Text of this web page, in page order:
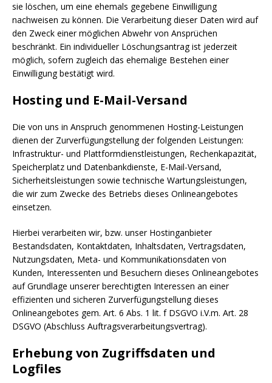
sie löschen, um eine ehemals gegebene Einwilligung
nachweisen zu können. Die Verarbeitung dieser Daten wird auf
den Zweck einer möglichen Abwehr von Ansprüchen
beschränkt. Ein individueller Löschungsantrag ist jederzeit
möglich, sofern zugleich das ehemalige Bestehen einer
Einwilligung bestätigt wird.
Hosting und E-Mail-Versand
Die von uns in Anspruch genommenen Hosting-Leistungen
dienen der Zurverfügungstellung der folgenden Leistungen:
Infrastruktur- und Plattformdienstleistungen, Rechenkapazität,
Speicherplatz und Datenbankdienste, E-Mail-Versand,
Sicherheitsleistungen sowie technische Wartungsleistungen,
die wir zum Zwecke des Betriebs dieses Onlineangebotes
einsetzen.
Hierbei verarbeiten wir, bzw. unser Hostinganbieter
Bestandsdaten, Kontaktdaten, Inhaltsdaten, Vertragsdaten,
Nutzungsdaten, Meta- und Kommunikationsdaten von
Kunden, Interessenten und Besuchern dieses Onlineangebotes
auf Grundlage unserer berechtigten Interessen an einer
effizienten und sicheren Zurverfügungstellung dieses
Onlineangebotes gem. Art. 6 Abs. 1 lit. f DSGVO i.V.m. Art. 28
DSGVO (Abschluss Auftragsverarbeitungsvertrag).
Erhebung von Zugriffsdaten und
Logfiles